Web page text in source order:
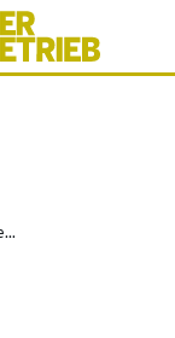
Gesetzentwürfe: Flexible Arbeitszeiten und Entlastung der Sozialgerichte